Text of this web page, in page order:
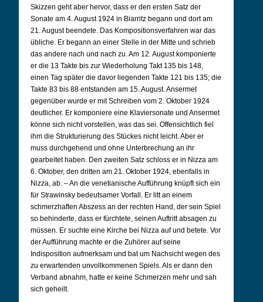
Skizzen geht aber hervor, dass er den ersten Satz der
Sonate am 4. August 1924 in Biarritz begann und dort am
21. August beendete. Das Kompositionsverfahren war das
übliche. Er begann an einer Stelle in der Mitte und schrieb
das andere nach und nach zu. Am 12. August komponierte
er die 13 Takte bis zur Wiederholung Takt 135 bis 148,
einen Tag später die davor liegenden Takte 121 bis 135; die
Takte 83 bis 88 entstanden am 15. August. Ansermet
gegenüber wurde er mit Schreiben vom 2. Oktober 1924
deutlicher. Er komponiere eine Klaviersonate und Ansermet
könne sich nicht vorstellen, was das sei. Offensichtlich fiel
ihm die Strukturierung des Stückes nicht leicht. Aber er
muss durchgehend und ohne Unterbrechung an ihr
gearbeitet haben. Den zweiten Satz schloss er in Nizza am
6. Oktober, den dritten am 21. Oktober 1924, ebenfalls in
Nizza, ab. – An die venetianische Aufführung knüpft sich ein
für Strawinsky bedeutsamer Vorfall. Er litt an einem
schmerzhaften Abszess an der rechten Hand, der sein Spiel
so behinderte, dass er fürchtete, seinen Auftritt absagen zu
müssen. Er suchte eine Kirche bei Nizza auf und betete. Vor
der Aufführung machte er die Zuhörer auf seine
Indisposition aufmerksam und bat um Nachsicht wegen des
zu erwartenden unvollkommenen Spiels. Als er dann den
Verband abnahm, hatte er keine Schmerzen mehr und sah
sich geheilt.